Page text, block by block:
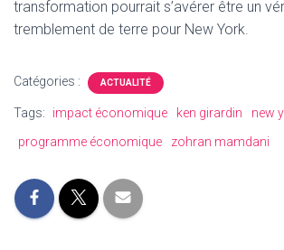
transformation pourrait s’avérer être un
tremblement de terre pour New York.
Catégories : ACTUALITÉ
Tags: impact économique ken girardin
new
programme économique
zohran mamdani